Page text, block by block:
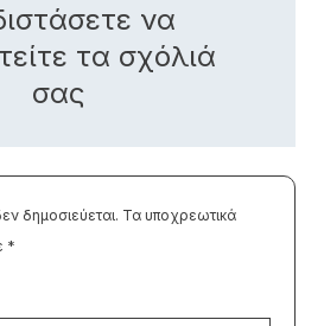
να
τα σχόλιά
σας
δημοσιεύεται. Τα υποχρεωτικά
*